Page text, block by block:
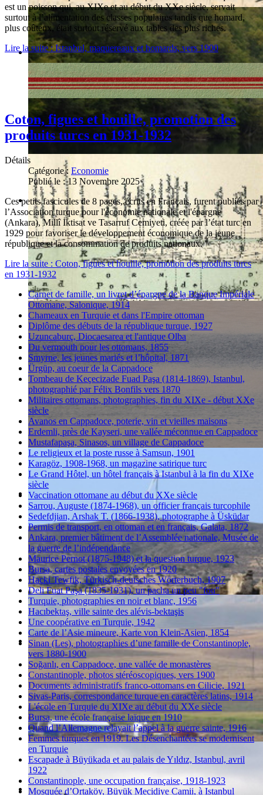
est un poisson qui, au XIXe et au début du XXe siècle, servait
surtout à l’alimentation des classes populaires tandis que homard,
plus coûteux, était surtout réservé aux tables des plus riches.
Lire la suite : Istanbul, maquereaux et homards, vers 1900
Coton, figues et houille, promotion des
produits turcs en 1931-1932
Détails
Catégorie : Economie
Publié le : 13 Novembre 2025
Ces petits fascicules de 8 pages, écrits en Français, furent publiés par
l’Association turque pour l'économie nationale et l'épargne
(Ankara), Millî İktisat ve Tasarruf Cemiyeti, créée par l’état turc en
1929 pour favoriser le développement économique de la jeune
république et la consommation de produits nationaux.
Lire la suite : Coton, figues et houille, promotion des produits turcs
en 1931-1932
Carnet de famille, un livret d’épargne de la Banque Impériale
Ottomane, Salonique, 1914
Chameaux en Turquie et dans l'Empire ottoman
Diplôme des débuts de la république turque, 1927
Uzuncaburç, Diocaesarea et l'antique Olba
Du vermouth pour les ottomans, 1855
Smyrne, les jeunes mariés et l’hôpital, 1871
Ürgüp, au coeur de la Cappadoce
Tombeau de Keçecizade Fuad Paşa (1814-1869), Istanbul,
photographié par Félix Bonfils vers 1870
Militaires ottomans, photographies, fin du XIXe - début XXe
siècle
Avanos en Cappadoce, poterie, vin et vieilles maisons
Erdemli, près de Kayseri, une vallée méconnue en Cappadoce
Mustafapaşa, Sinasos, un village de Cappadoce
Le religieux et la poste russe à Samsun, 1901
Karagöz, 1908-1968, un magazine satirique turc
Le Grand Hôtel, un hôtel français à Istanbul à la fin du XIXe
siècle
Vaccination ottomane au début du XXe siècle
Sarrou, Auguste (1874-1968), un officier français turcophile
Sedefdjian, Arshak T. (1866-1938), photographe à Üsküdar
Permis de transport, en ottoman et en français, Galata, 1872
Ankara, premier bâtiment de l’Assemblée nationale, Musée de
la guerre de l’indépendance
Maurice Pernot (1875-1948) et la question turque, 1923
Bursa, cartes postales envoyées en 1920
Hacki Tewfik, Türkisch-deutsches Wörterbuch, 1907
Deli Fuat Paşa (1835-1931), un pacha un peu "fou"
Turquie, photographies en noir et blanc, 1956
Hacıbektaş, ville sainte des alévis-bektaşis
Une coopérative en Turquie, 1942
Carte de l’Asie mineure, Karte von Klein-Asien, 1854
Sinan (Les), photographies d’une famille de Constantinople,
vers 1880-1900
Soğanlı, en Cappadoce, une vallée de monastères
Constantinople, photos stéréoscopiques, vers 1900
Documents administratifs franco-ottomans en Cilicie, 1921
Sivas-Paris, correspondance turque en caractères latins, 1914
L'école en Turquie du XIXe au début du XXe siècle
Bursa, une école française laïque en 1910
Quand l’Allemagne relayait l’appel à la guerre sainte, 1916
Femmes turques en 1919. Les Désenchantées se modernisent
en Turquie
Escapade à Büyükada et au palais de Yıldız, Istanbul, avril
1922
Constantinople, une occupation française, 1918-1923
Mosquée d’Ortaköy, Büyük Mecidiye Camii, à Istanbul